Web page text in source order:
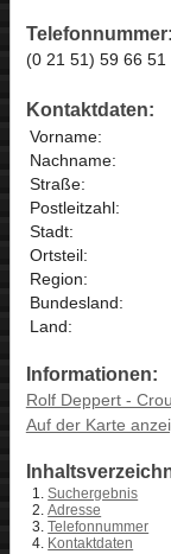
Telefonnummer:
(0 21 51) 59 66 51
Kontaktdaten:
Vorname:
Nachname:
Straße:
Postleitzahl:
Stadt:
Ortsteil:
Region:
Bundesland:
Land:
Informationen:
Rolf Deppert -
Auf der Karte
Suchergebnis
Adresse
Telefonnummer
Kontaktdaten